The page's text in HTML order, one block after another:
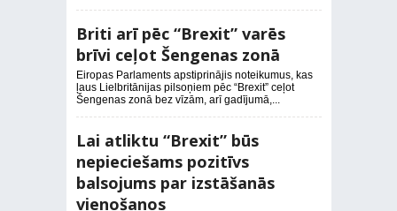
Briti arī pēc “Brexit” varēs
brīvi ceļot Šengenas zonā
Eiropas Parlaments apstiprinājis noteikumus, kas
ļaus Lielbritānijas pilsoņiem pēc “Brexit” ceļot
Šengenas zonā bez vīzām, arī gadījumā,...
Lai atliktu “Brexit” būs
nepieciešams pozitīvs
balsojums par izstāšanās
vienošanos